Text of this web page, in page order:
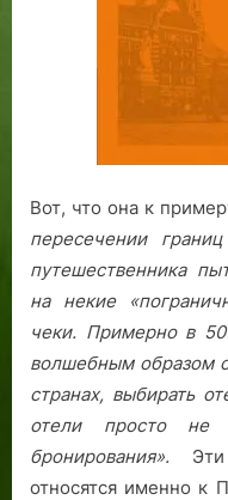
Вот, что она к
пересечении
путешественника
на некие
чеки. Примерно в
волшебным образом
странах, выбирать
отели просто не
бронирования». Эти
относятся именно к